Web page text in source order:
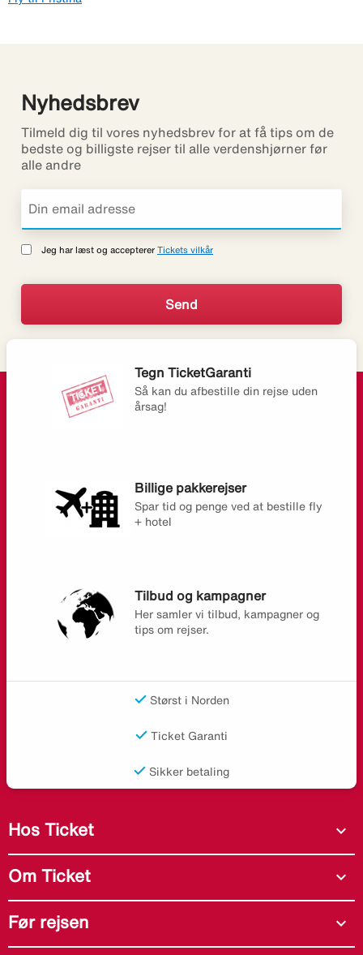
Nyhedsbrev
Tilmeld dig til vores nyhedsbrev for at få tips om de
bedste og billigste rejser til alle verdenshjørner før
alle andre
Jeg har læst og accepterer Tickets vilkår
Tegn TicketGaranti
Så kan du afbestille din rejse uden
årsag!
Billige pakkerejser
Spar tid og penge ved at bestille fly
+ hotel
Tilbud og kampagner
Her samler vi tilbud, kampagner og
tips om rejser.
Størst i Norden
Ticket Garanti
Sikker betaling
Hos Ticket expand_more
Om Ticket expand_more
Før rejsen expand_more